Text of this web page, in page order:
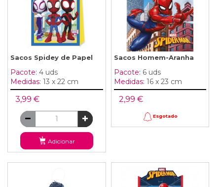
Sacos Spidey de Papel
Pacote: 4 uds
Medidas: 13 x 22 cm
3,99 €
Adicionar
Sacos Homem-Aranha
Pacote: 6 uds
Medidas: 16 x 23 cm
2,99 €
Esgotado